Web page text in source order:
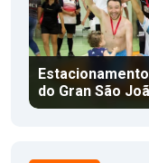
do Gran São